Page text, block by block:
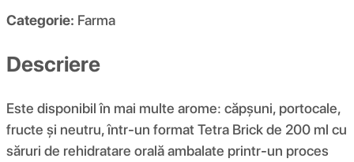
Categorie: Farma
Descriere
Este disponibil în mai multe arome: căpșuni, portocale,
fructe și neutru, într-un format Tetra Brick de 200 ml cu
săruri de rehidratare orală ambalate printr-un proces